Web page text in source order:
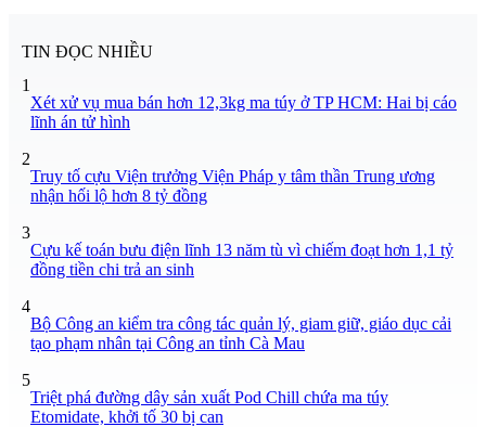
TIN ĐỌC NHIỀU
1
Xét xử vụ mua bán hơn 12,3kg ma túy ở TP HCM: Hai bị cáo
lĩnh án tử hình
2
Truy tố cựu Viện trưởng Viện Pháp y tâm thần Trung ương
nhận hối lộ hơn 8 tỷ đồng
3
Cựu kế toán bưu điện lĩnh 13 năm tù vì chiếm đoạt hơn 1,1 tỷ
đồng tiền chi trả an sinh
4
Bộ Công an kiểm tra công tác quản lý, giam giữ, giáo dục cải
tạo phạm nhân tại Công an tỉnh Cà Mau
5
Triệt phá đường dây sản xuất Pod Chill chứa ma túy
Etomidate, khởi tố 30 bị can